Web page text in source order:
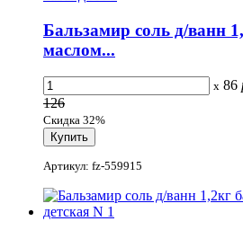
Бальзамир соль д/ванн
маслом...
x 86
126
Скидка 32%
Артикул: fz-559915